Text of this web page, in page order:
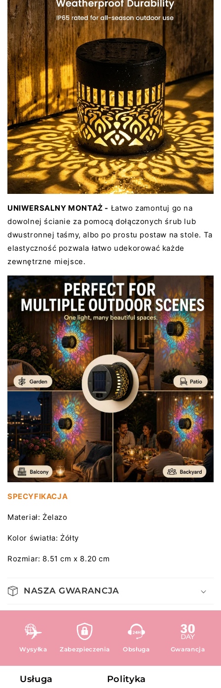
UNIWERSALNY MONTAŻ - Łatwo zamontuj go na
dowolnej ścianie za pomocą dołączonych śrub lub
dwustronnej taśmy, albo po prostu postaw na stole. Ta
elastyczność pozwala łatwo udekorować każde
zewnętrzne miejsce.
SPECYFIKACJA
Materiał: Żelazo
Kolor światła: Żółty
Rozmiar: 8.51 cm x 8.20 cm
NASZA GWARANCJA
Wysyłka Zabezpieczenia Obsługa Gwarancja
Usługa Polityka